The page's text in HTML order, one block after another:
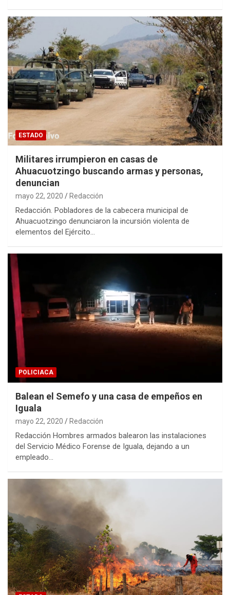
ESTADO
Militares irrumpieron en casas de
Ahuacuotzingo buscando armas y personas,
denuncian
mayo 22, 2020 Redacción
Redacción. Pobladores de la cabecera municipal de
Ahuacuotzingo denunciaron la incursión violenta de
elementos del Ejército…
POLICIACA
Balean el Semefo y una casa de empeños en
Iguala
mayo 22, 2020 Redacción
Redacción Hombres armados balearon las instalaciones
del Servicio Médico Forense de Iguala, dejando a un
empleado…